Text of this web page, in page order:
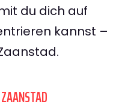
du dich auf
kannst –